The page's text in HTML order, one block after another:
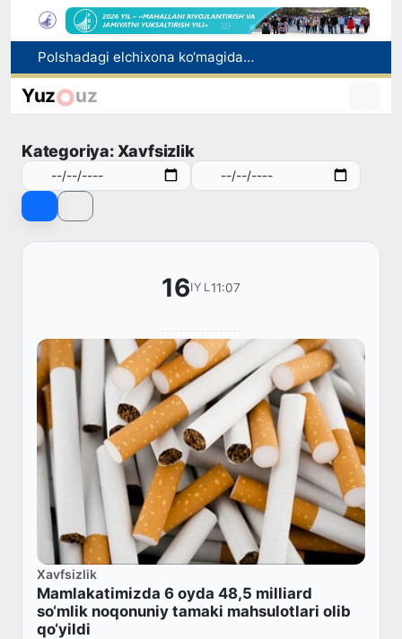
Polshadagi elchixona ko‘magida ona va bola Vatanga qaytarildi
Namangan shahrining sobiq hokimi Anvar Otaxodjayevga nisbatan 11 yilga ozodlikdan mahrum qilish jazosi tayinlandi
Samarqandda yuk mashinasi yo‘l-transport hodisasiga uchradi, oqibatda haydovchi halok bo‘ldi
Yuz uz
Kategoriya: Xavfsizlik
16IYL11:07
Xavfsizlik
Mamlakatimizda 6 oyda 48,5 milliard
so‘mlik noqonuniy tamaki mahsulotlari olib
qo‘yildi